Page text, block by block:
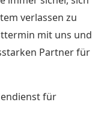
verlassen zu
mit uns und
Partner für
für